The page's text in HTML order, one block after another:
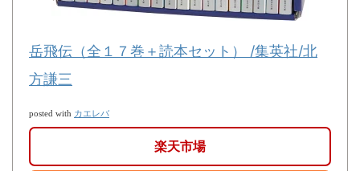
岳飛伝（全１７巻＋読本セット） /集英社/北
方謙三
posted with カエレバ
楽天市場